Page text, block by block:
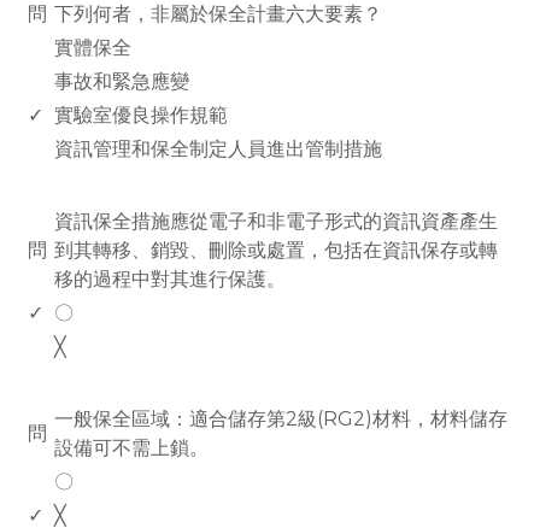
問 下列何者，非屬於保全計畫六大要素？
實體保全
事故和緊急應變
✓ 實驗室優良操作規範
資訊管理和保全制定人員進出管制措施
問
資訊保全措施應從電子和非電子形式的資訊資產產生
到其轉移、銷毀、刪除或處置，包括在資訊保存或轉
移的過程中對其進行保護。
✓
〇
╳
問
一般保全區域：適合儲存第2級(RG2)材料，材料儲存
設備可不需上鎖。
〇
✓ ╳